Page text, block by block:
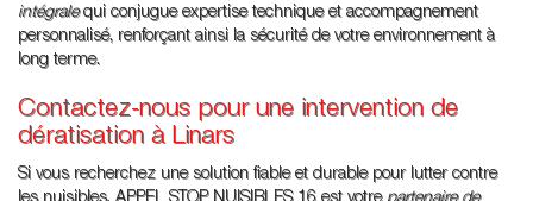
intégralequi conjugue expertise technique et accompagnement
personnalisé, renforçant ainsi la sécurité de votre environnement à
long terme.
Contactez-nous pour une intervention de
dératisation à Linars
Si vous recherchez une solution fiable et durable pour lutter contre